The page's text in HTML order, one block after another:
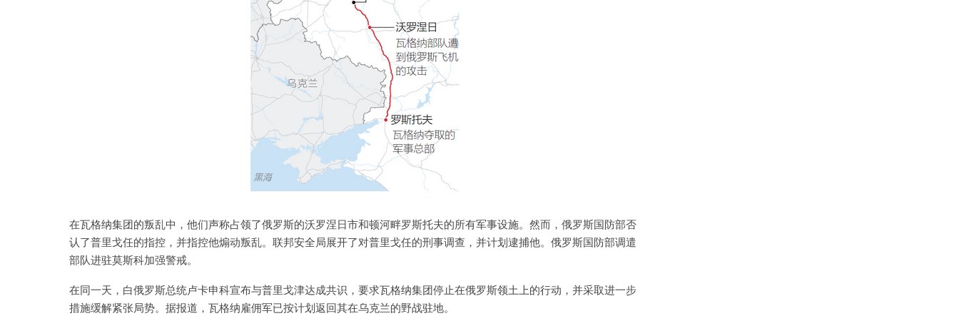
在瓦格纳集团的叛乱中，他们声称占领了俄罗斯的沃罗涅日市和顿河畔罗斯托夫的所有军事设施。然而，俄罗斯国防部否
认了普里戈任的指控，并指控他煽动叛乱。联邦安全局展开了对普里戈任的刑事调查，并计划逮捕他。俄罗斯国防部调遣
部队进驻莫斯科加强警戒。
在同一天，白俄罗斯总统卢卡申科宣布与普里戈津达成共识，要求瓦格纳集团停止在俄罗斯领土上的行动，并采取进一步
措施缓解紧张局势。据报道，瓦格纳雇佣军已按计划返回其在乌克兰的野战驻地。